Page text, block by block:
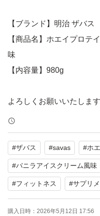
【ブランド】明治 ザバス
【商品名】ホエイプロテ
味
【内容量】980g
よろしくお願いいたします
#ザバス #savas #ホ
#バニラアイスクリーム風味
#フィットネス #サプリ
購入日時： 2026年5月12日 17:56